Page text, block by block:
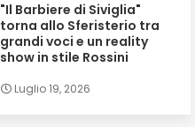
"Il Barbiere di Siviglia"
torna allo Sferisterio tra
grandi voci e un reality
show in stile Rossini
Luglio 19, 2026